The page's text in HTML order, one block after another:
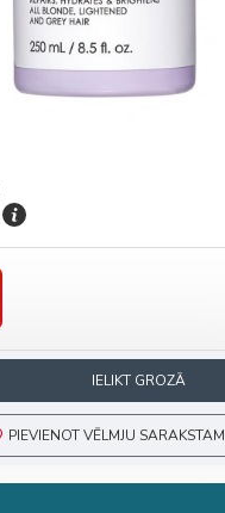
IELIKT GROZĀ
PIEVIENOT VĒLMJU SARAKSTAM